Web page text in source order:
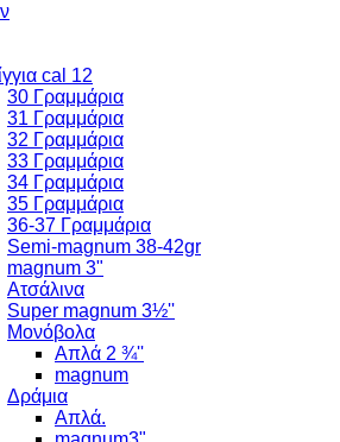
cal 12
30 Γραμμάρια
31 Γραμμάρια
32 Γραμμάρια
33 Γραμμάρια
34 Γραμμάρια
35 Γραμμάρια
36-37 Γραμμάρια
Semi-magnum 38-42gr
magnum 3"
Ατσάλινα
Super magnum 3½''
Μονόβολα
Απλά 2 ¾''
magnum
Δράμια
Απλά.